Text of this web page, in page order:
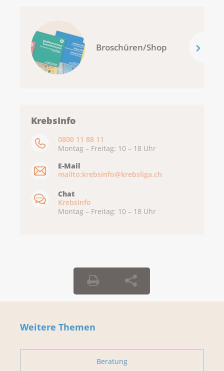
Broschüren/Shop
KrebsInfo
0800 11 88 11
Montag – Freitag: 10 – 18 Uhr
E-Mail
mailto:krebsinfo@krebsliga.ch
Chat
KrebsInfo
Montag – Freitag: 10 – 18 Uhr
Weitere Themen
Beratung